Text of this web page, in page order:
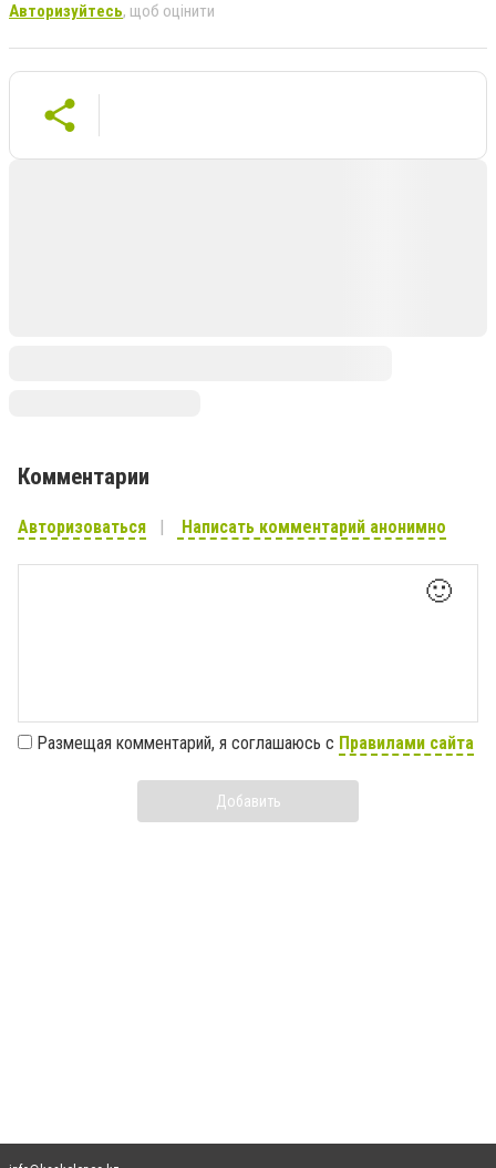
Авторизуйтесь, щоб оцінити
Комментарии
Авторизоваться Написать комментарий анонимно
🙂
Размещая комментарий, я соглашаюсь с Правилами сайта
Добавить